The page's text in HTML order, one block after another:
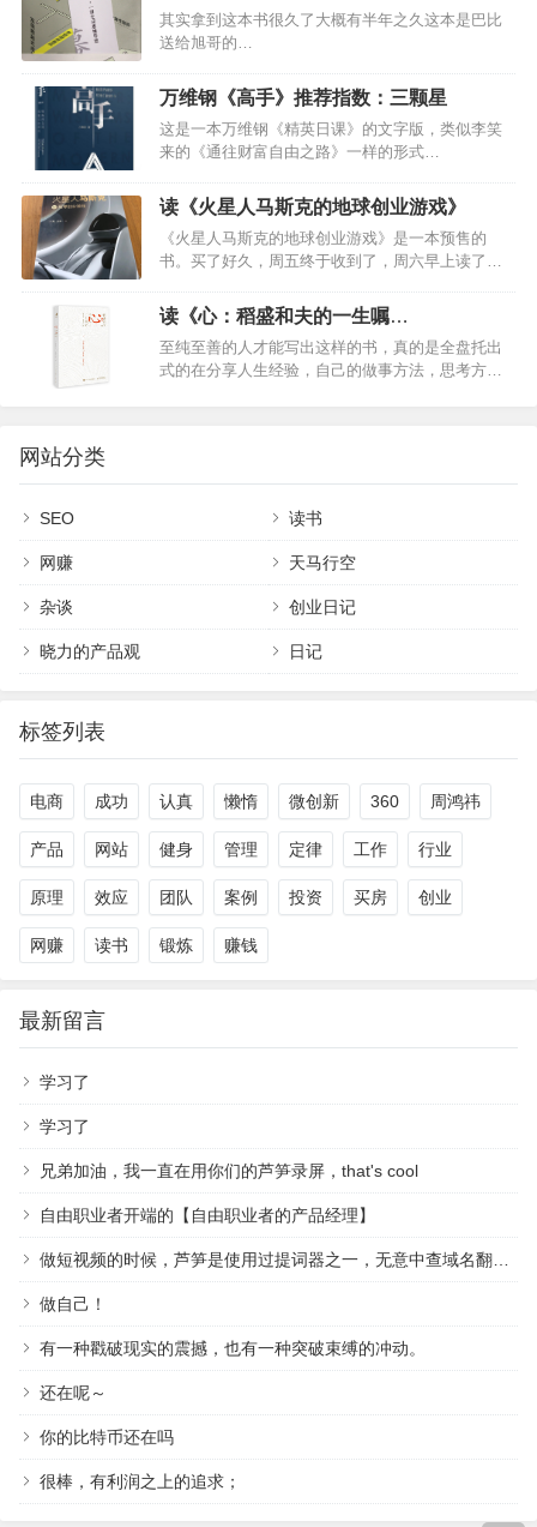
其实拿到这本书很久了大概有半年之久这本是巴比
送给旭哥的…
万维钢《高手》推荐指数：三颗星
这是一本万维钢《精英日课》的文字版，类似李笑
来的《通往财富自由之路》一样的形式…
读《火星人马斯克的地球创业游戏》
《火星人马斯克的地球创业游戏》是一本预售的
书。买了好久，周五终于收到了，周六早上读了两
读完了。这是我近期读的最得书。…
读《心：稻盛和夫的一生嘱
托》-20201026
至纯至善的人才能写出这样的书，真的是全盘托出
式的在分享人生经验，自己的做事方法，思考方
网站分类
SEO 读书
网赚 天马行空
杂谈 创业日记
晓力的产品观 日记
标签列表
电商 成功 认真 懒惰 微创新 360 周鸿祎
产品 网站 健身 管理 定律 工作 行业
原理 效应 团队 案例 投资 买房 创业
网赚 读书 锻炼 赚钱
最新留言
学习了
学习了
兄弟加油，我一直在用你们的芦笋录屏，that's cool
自由职业者开端的【自由职业者的产品经理】
做短视频的时候，芦笋是使用过提词器之一，无意中查域名翻到作者，祝越来越好
做自己！
有一种戳破现实的震撼，也有一种突破束缚的冲动。
还在呢～
你的比特币还在吗
很棒，有利润之上的追求；